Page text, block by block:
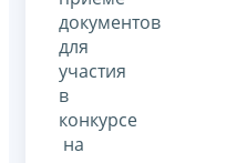
документов
для
участия
в
конкурсе
на